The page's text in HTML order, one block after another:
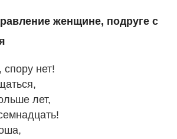
женщине, подруге с
нет!
лет,